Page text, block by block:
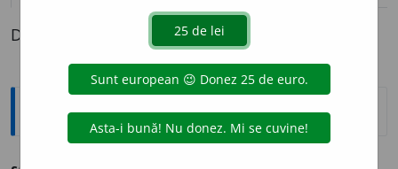
Definiția cu ID-ul 1243207:
Explicative DEX